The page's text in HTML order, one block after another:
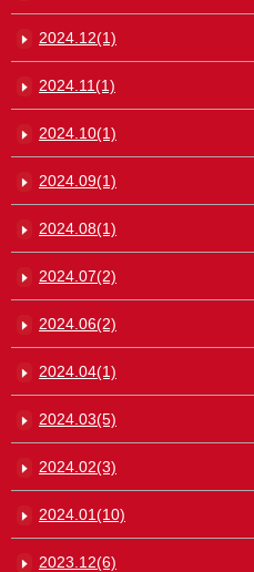
2024.12(1)
2024.11(1)
2024.10(1)
2024.09(1)
2024.08(1)
2024.07(2)
2024.06(2)
2024.04(1)
2024.03(5)
2024.02(3)
2024.01(10)
2023.12(6)